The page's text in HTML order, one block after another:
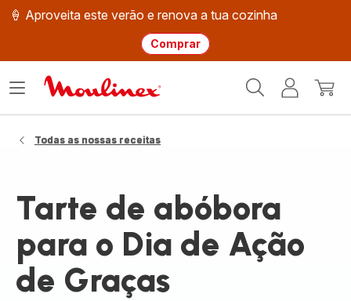
🍦 Aproveita este verão e renova a tua cozinha
Comprar
Moulinex
O
Abrir
Todas as nossas receitas
Tarte de abóbora
para o Dia de Ação
de Graças